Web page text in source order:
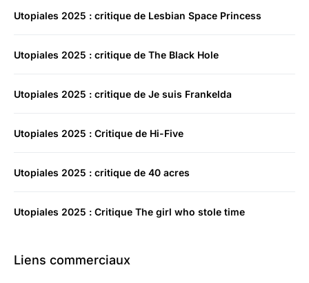
Utopiales 2025 : critique de Lesbian Space Princess
Utopiales 2025 : critique de The Black Hole
Utopiales 2025 : critique de Je suis Frankelda
Utopiales 2025 : Critique de Hi-Five
Utopiales 2025 : critique de 40 acres
Utopiales 2025 : Critique The girl who stole time
Liens commerciaux